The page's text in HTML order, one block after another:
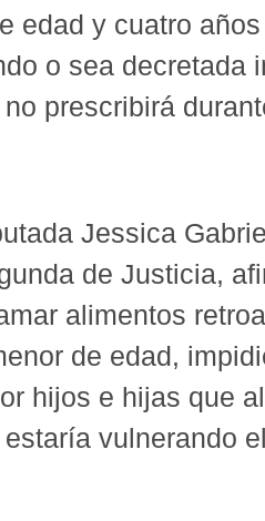
edad y cuatro
o sea decretada
prescribirá
Jessica
de Justicia,
alimentos
de edad,
hijos e hijas que
vulnerando